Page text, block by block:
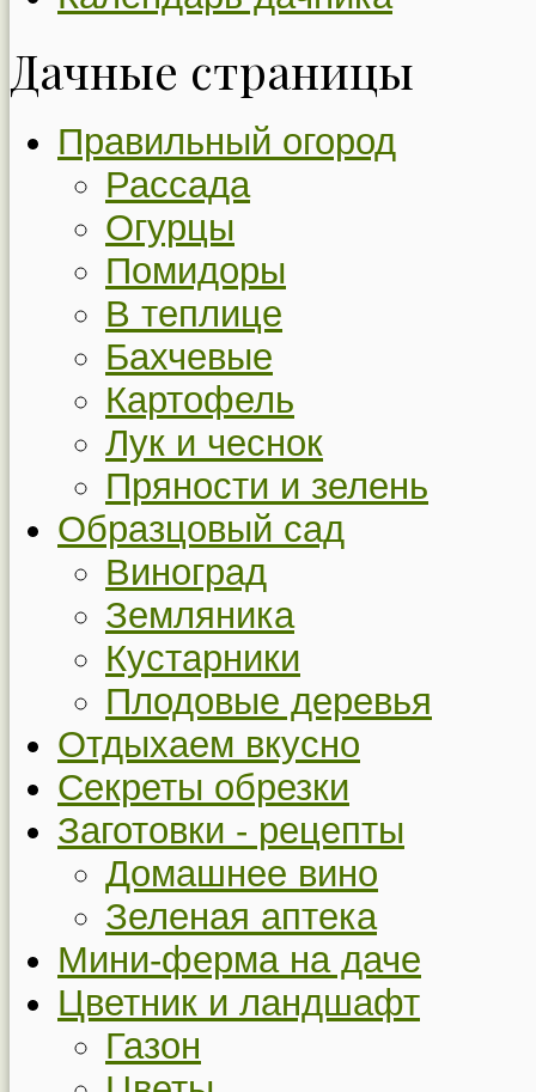
Дачные страницы
Правильный огород
Рассада
Огурцы
Помидоры
В теплице
Бахчевые
Картофель
Лук и чеснок
Пряности и зелень
Образцовый сад
Виноград
Земляника
Кустарники
Плодовые деревья
Отдыхаем вкусно
Секреты обрезки
Заготовки - рецепты
Домашнее вино
Зеленая аптека
Мини-ферма на даче
Цветник и ландшафт
Газон